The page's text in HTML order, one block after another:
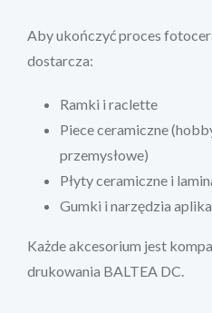
Aby ukończyć proces
dostarcza:
Ramki i raclette
Piece ceramiczne
przemysłowe)
Płyty ceramiczne i
Gumki i narzędzia
Każde akcesorium jest
drukowania BALTEA DC.